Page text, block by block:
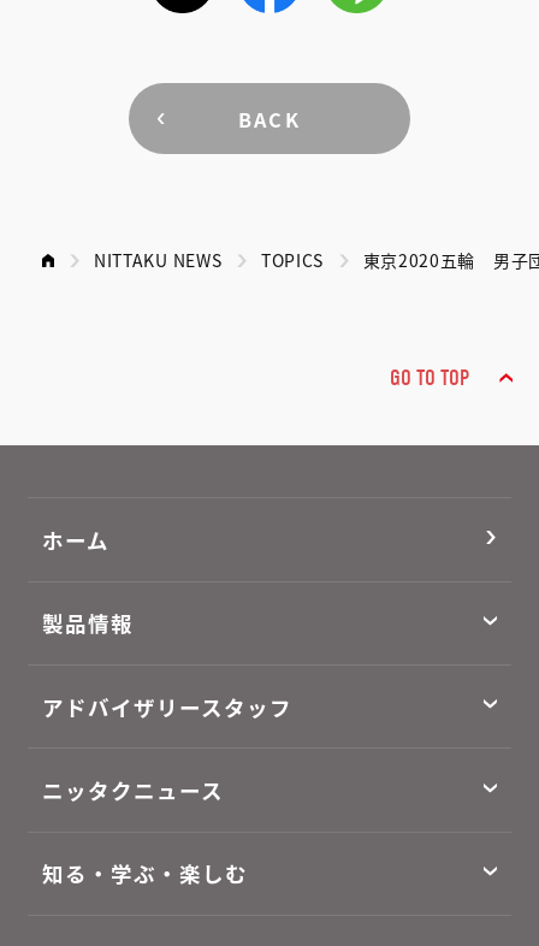
BACK
NITTAKU NEWS TOPICS 東京2020五輪 男子
GO TO TOP
ホーム
製品情報
アドバイザリースタッフ
ニッタクニュース
知る・学ぶ・楽しむ